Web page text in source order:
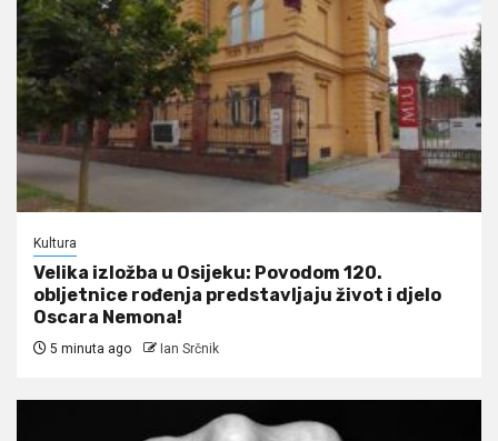
Kultura
Velika izložba u Osijeku: Povodom 120.
obljetnice rođenja predstavljaju život i djelo
Oscara Nemona!
5 minuta ago Ian Srčnik